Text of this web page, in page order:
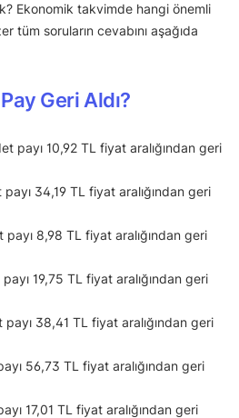
Ekonomik takvimde hangi önemli
tüm soruların cevabını aşağıda
Geri Aldı?
payı 10,92 TL fiyat aralığından geri
34,19 TL fiyat aralığından geri
8,98 TL fiyat aralığından geri
19,75 TL fiyat aralığından geri
38,41 TL fiyat aralığından geri
56,73 TL fiyat aralığından geri
17,01 TL fiyat aralığından geri